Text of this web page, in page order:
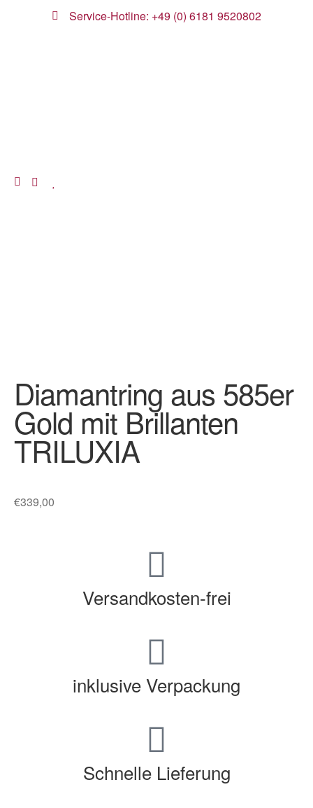
Service-Hotline: +49 (0) 6181 9520802
Diamantring aus 585er
Gold mit Brillanten
TRILUXIA
€339,00
Versandkosten-frei
inklusive Verpackung
Schnelle Lieferung